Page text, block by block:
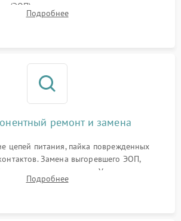
(ЭОП) на стенде на предмет эмиссии,
Диагностика микросхем цифровых
Подробнее
ремонт и замена
цепей питания, пайка поврежденных
Замена выгоревшего ЭОП,
или матрицы. Ультразвуковая
загрязнений с линз объектива и
Подробнее